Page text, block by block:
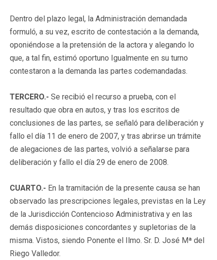
Dentro del plazo legal, la Administración demandada
formuló, a su vez, escrito de contestación a la demanda,
oponiéndose a la pretensión de la actora y alegando lo
que, a tal fin, estimó oportuno Igualmente en su turno
contestaron a la demanda las partes codemandadas.
TERCERO.- Se recibió el recurso a prueba, con el
resultado que obra en autos, y tras los escritos de
conclusiones de las partes, se señaló para deliberación y
fallo el día 11 de enero de 2007, y tras abrirse un trámite
de alegaciones de las partes, volvió a señalarse para
deliberación y fallo el día 29 de enero de 2008.
CUARTO.- En la tramitación de la presente causa se han
observado las prescripciones legales, previstas en la Ley
de la Jurisdicción Contencioso Administrativa y en las
demás disposiciones concordantes y supletorias de la
misma. Vistos, siendo Ponente el Ilmo. Sr. D. José Mª del
Riego Valledor.